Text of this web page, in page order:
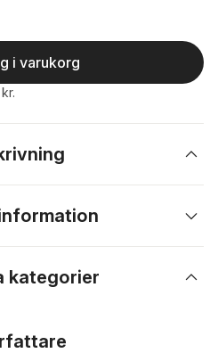
i varukorg
kategorier